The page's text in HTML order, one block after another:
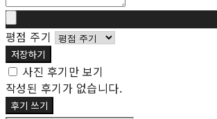
평점 주기
저장하기
사진 후기만 보기
작성된 후기가 없습니다.
후기 쓰기